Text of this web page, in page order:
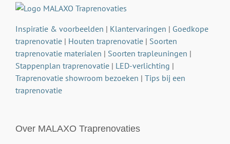
Inspiratie & voorbeelden | Klantervaringen | Goedkope
traprenovatie | Houten traprenovatie | Soorten
traprenovatie materialen | Soorten trapleuningen |
Stappenplan traprenovatie | LED-verlichting |
Traprenovatie showroom bezoeken | Tips bij een
traprenovatie
Over MALAXO Traprenovaties